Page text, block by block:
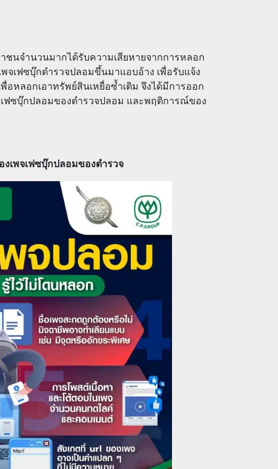
นจำนวนมากได้รับความเสียหายจากการหลอก
จเฟซบุ๊กตำรวจปลอมขึ้นมาแอบอ้าง เพื่อรับแจ้ง
หลอกเอาทรัพย์สินเหยื่อซ้ำเติม จึงได้มีการออก
ฟซบุ๊กปลอมของตำรวจปลอม และพฤติการณ์ของ
เพจเฟซบุ๊กปลอมของตำรวจ